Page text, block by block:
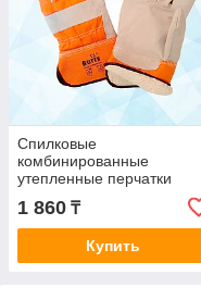
Спилковые
комбинированные
утепленные перчатки
1 860 ₸
Купить